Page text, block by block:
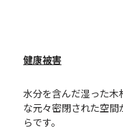
健康被害
水分を含んだ湿った木
な元々密閉された空
らです。